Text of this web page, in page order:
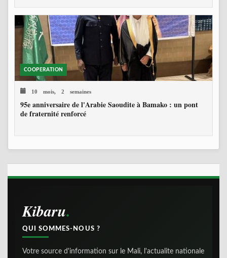
COOPERATION
10 mois, 2 semaines
95e anniversaire de l'Arabie Saoudite à Bamako : un pont
de fraternité renforcé
Kibaru
QUI SOMMES-NOUS ?
Votre source d'information sur le Mali, l'actualite nationale